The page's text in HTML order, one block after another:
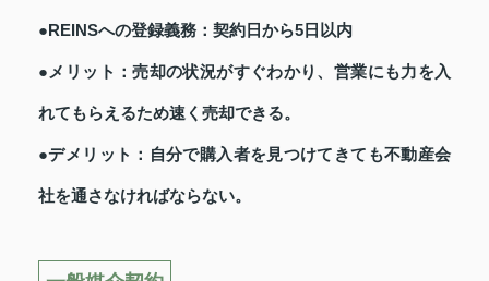
●REINSへの登録義務：契約日から5日以内
●メリット：売却の状況がすぐわかり、営業にも力を入
れてもらえるため速く売却できる。
●デメリット：自分で購入者を見つけてきても不動産会
社を通さなければならない。